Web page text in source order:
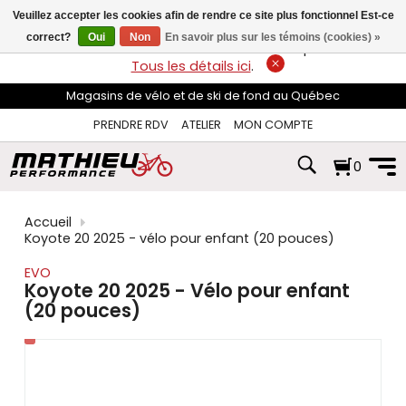
flèches
haut
et
pour
sélectionner
disponible.
Appuyez
pour
accéder
de
recherche
sélectionné.
LIVRAISON GRATUITEsur les commandes de plus de 74$*.
Tous les détails ici.
Magasins de vélo et de ski de fond au Québec
PRENDRE RDV
ATELIER MON COMPTE
0
Accueil
Koyote 20 2025 - vélo pour enfant (20 pouces)
EVO
Koyote 20 2025 - Vélo pour enfant
(20 pouces)
Veuillez accepter les cookies afin de rendre ce site plus fonctionnel Est-ce
correct?
Oui Non En savoir plus sur les témoins (cookies) »